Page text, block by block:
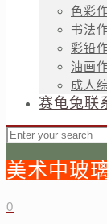
色彩
书法
彩铅
油画
成人
赛龟兔联
美术中玻
0